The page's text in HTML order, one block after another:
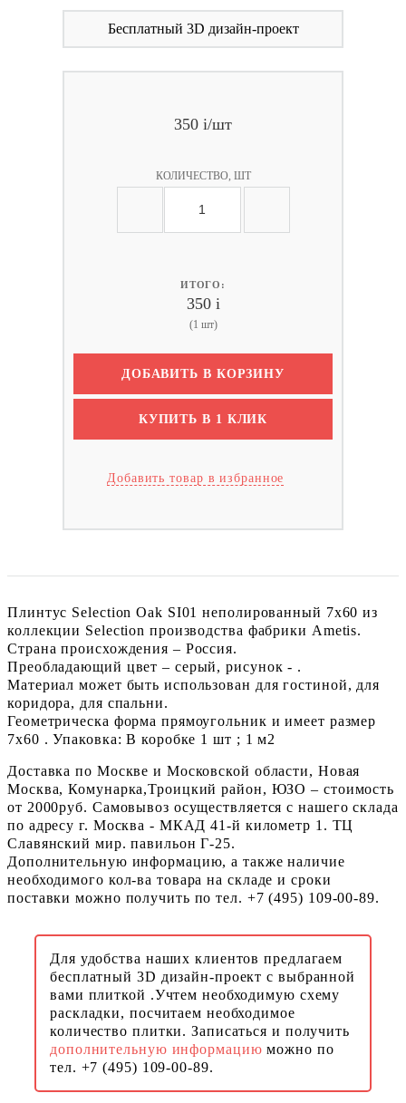
Бесплатный 3D дизайн-проект
350 i/шт
КОЛИЧЕСТВО, ШТ
ИТОГО:
350 i
(1 шт)
ДОБАВИТЬ В КОРЗИНУ
КУПИТЬ В 1 КЛИК
Добавить товар в избранное
Плинтус Selection Oak SI01 неполированный 7x60 из
коллекции Selection производства фабрики Ametis.
Страна происхождения – Россия.
Преобладающий цвет – серый, рисунок - .
Материал может быть использован для гостиной, для
коридора, для спальни.
Геометрическа форма прямоугольник и имеет размер
7x60 . Упаковка: В коробке 1 шт ; 1 м2
Доставка по Москве и Московской области, Новая
Москва, Комунарка,Троицкий район, ЮЗО – стоимость
от 2000руб. Самовывоз осуществляется с нашего склада
по адресу г. Москва - МКАД 41-й километр 1. ТЦ
Славянский мир. павильон Г-25.
Дополнительную информацию, а также наличие
необходимого кол-ва товара на складе и сроки
поставки можно получить по тел. +7 (495) 109-00-89.
Для удобства наших клиентов предлагаем
бесплатный 3D дизайн-проект с выбранной
вами плиткой .Учтем необходимую схему
раскладки, посчитаем необходимое
количество плитки. Записаться и получить
дополнительную информациюможно по
тел. +7 (495) 109-00-89.